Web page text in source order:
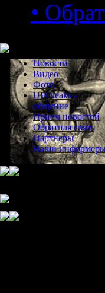
•
Новости
Видео
Фото
UFOleaks -
общение
Прием новостей
Обратная связь
Партнеры
Наши